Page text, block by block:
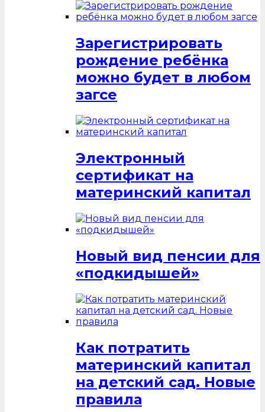
Зарегистрировать
рождение ребёнка
можно будет в любом
загсе
Электронный
сертификат на
материнский капитал
Новый вид пенсии для
«подкидышей»
Как потратить
материнский капитал
на детский сад. Новые
правила